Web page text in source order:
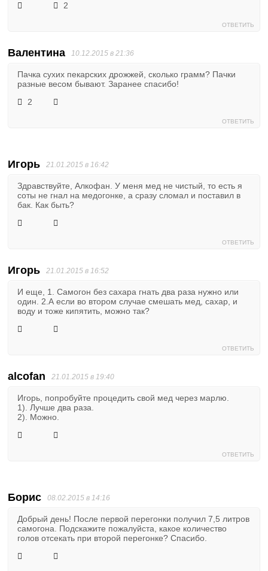
2
ОТВЕТИТЬ
Валентина 10.12.2015 в 21:36
Пачка сухих пекарских дрожжей, сколько грамм? Пачки
разные весом бывают. Заранее спасибо!
2
ОТВЕТИТЬ
Игорь 21.01.2015 в 16:42
Здравствуйте, Алкофан. У меня мед не чистый, то есть я
соты не гнал на медогонке, а сразу сломал и поставил в
бак. Как быть?
ОТВЕТИТЬ
Игорь 21.01.2015 в 16:52
И еще, 1. Самогон без сахара гнать два раза нужно или
один. 2.А если во втором случае смешать мед, сахар, и
воду и тоже кипятить, можно так?
ОТВЕТИТЬ
alcofan 21.01.2015 в 19:40
Игорь, попробуйте процедить свой мед через марлю.
1). Лучше два раза.
2). Можно.
ОТВЕТИТЬ
Борис 08.02.2015 в 14:16
Добрый день! После первой перегонки получил 7,5 литров
самогона. Подскажите пожалуйста, какое количество
голов отсекать при второй перегонке? Спасибо.